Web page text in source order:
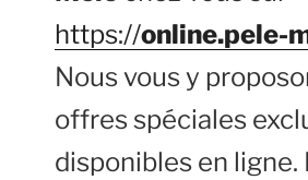
https://online.pele-
Nous vous y
offres spéciales
disponibles en ligne.